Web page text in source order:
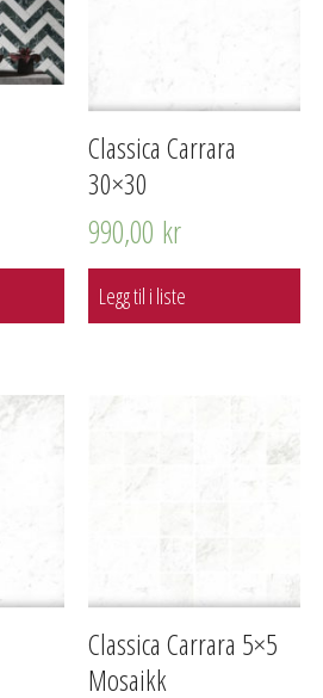
Classica Carrara
30×30
990,00 kr
Legg til i liste
Classica Carrara 5×5
Mosaikk